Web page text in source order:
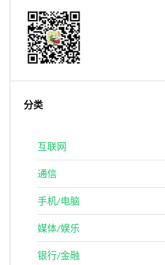
分类
互联网
通信
手机/电脑
媒体/娱乐
银行/金融